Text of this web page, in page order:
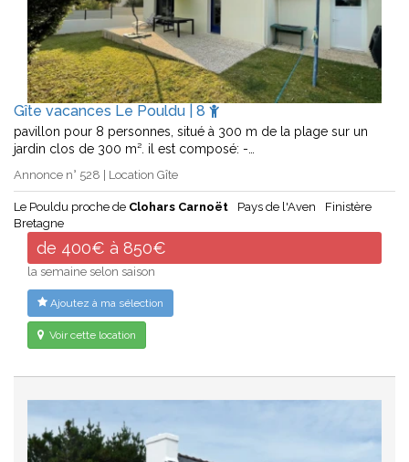
Gîte vacances Le Pouldu | 8
pavillon pour 8 personnes, situé à 300 m de la plage sur un
jardin clos de 300 m². il est composé: -…
Annonce n° 528 | Location Gîte
Le Pouldu proche de Clohars Carnoët Pays de l'Aven
Finistère
Bretagne
de 400€ à 850€
la semaine selon saison
Ajoutez à ma sélection
Voir cette location